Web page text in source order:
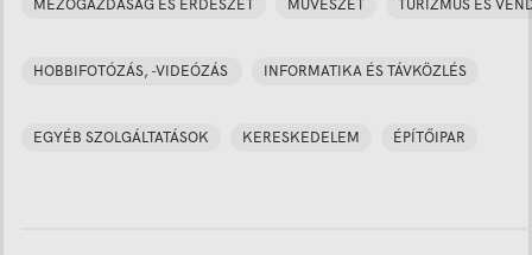
MEZŐGAZDASÁG ÉS ERDÉSZET MŰVÉSZET TURIZMUS ÉS
HOBBIFOTÓZÁS, -VIDEÓZÁS INFORMATIKA ÉS TÁVKÖZLÉS
EGYÉB SZOLGÁLTATÁSOK KERESKEDELEM ÉPÍTŐIPAR